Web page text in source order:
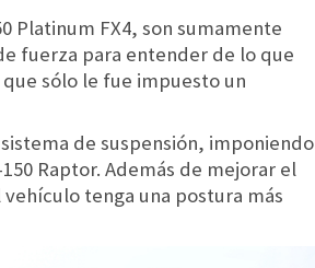
Platinum FX4, son sumamente
fuerza para entender de lo que
sólo le fue impuesto un
de suspensión, imponiendo
Raptor. Además de mejorar el
tenga una postura más